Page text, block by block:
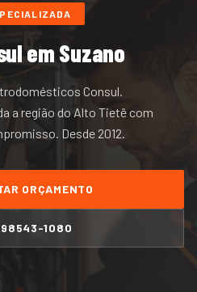
em Suzano
Consul.
a região do Alto Tietêcom
Desde 2012.
ORÇAMENTO
98543-1080